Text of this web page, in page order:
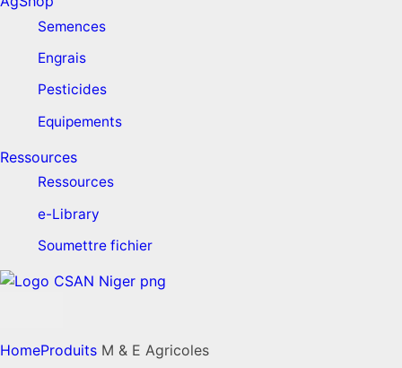
Semences
Engrais
Pesticides
Equipements
Ressources
Ressources
e-Library
Soumettre fichier
HomeProduits M & E Agricoles